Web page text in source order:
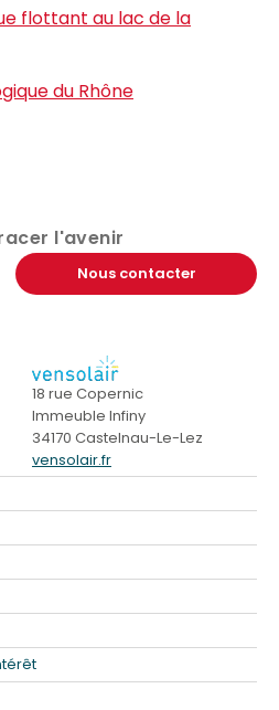
flottant au lac de la
du Rhône
l'avenir
Nous contacter
18 rue Copernic
Immeuble Infiny
34170 Castelnau-Le-Lez
vensolair.fr